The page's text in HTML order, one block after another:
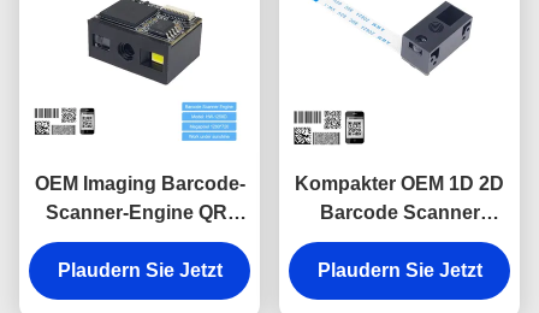
OEM Imaging Barcode-
Scanner-Engine QR-
Barcode-Scan-Engine
Anti-Glare
Plaudern Sie Jetzt
Kompakter OEM 1D 2D
Barcode Scanner
Engine QR Code
Reader Modul 0,3MP
Pixel
Plaudern Sie Jetzt